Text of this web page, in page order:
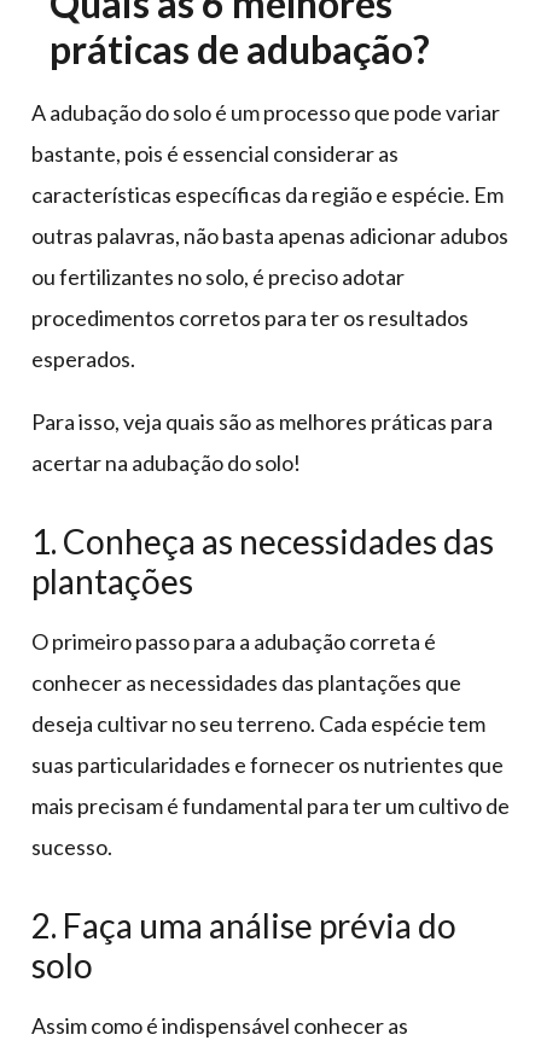
práticas de adubação?
A adubação do solo é um processo que pode variar
bastante, pois é essencial considerar as
características específicas da região e espécie. Em
outras palavras, não basta apenas adicionar adubos
ou fertilizantes no solo, é preciso adotar
procedimentos corretos para ter os resultados
esperados.
Para isso, veja quais são as melhores práticas para
acertar na adubação do solo!
1. Conheça as necessidades das
plantações
O primeiro passo para a adubação correta é
conhecer as necessidades das plantações que
deseja cultivar no seu terreno. Cada espécie tem
suas particularidades e fornecer os nutrientes que
mais precisam é fundamental para ter um cultivo de
sucesso.
2. Faça uma análise prévia do
solo
Assim como é indispensável conhecer as